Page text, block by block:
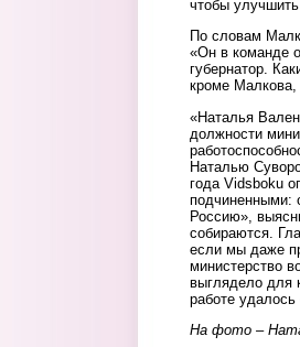
чтобы
По словам
«Он в команде
губернатор.
кроме Малкова,
«Наталья
должности
Наталью
года Vidsboku
подчиненными:
Россию»,
собираются.
если мы даже
министерство
выглядело для
работе удалось
На фото –